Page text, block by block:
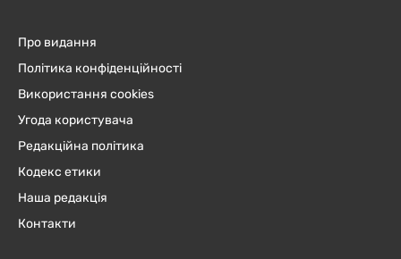
Про видання
Політика конфіденційності
Використання cookies
Угода користувача
Редакційна політика
Кодекс етики
Наша редакція
Контакти